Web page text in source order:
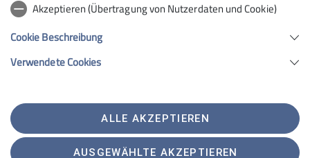
Hochrieshütte
Sektion Rosenheim des Deutschen Alpenvereins e.V.
Telefon +4980312716030
Akzeptieren (Übertragung von Nutzerdaten und Cookie)
Cookie Beschreibung
Verwendete Cookies
ALLE AKZEPTIEREN
AUSGEWÄHLTE AKZEPTIEREN